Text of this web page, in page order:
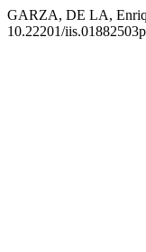
GARZA, DE LA,
10.22201/